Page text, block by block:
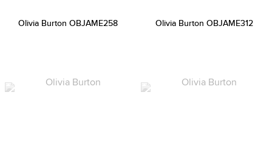
Olivia Burton OBJAME258 Olivia Burton OBJAME312